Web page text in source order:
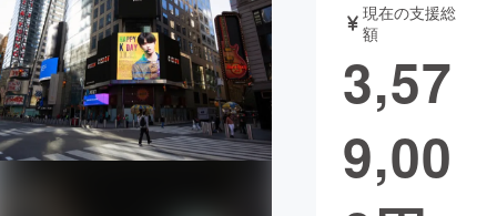
アート・写真
テクノロジー・ガジェット ゲーム・サ
書籍・雑誌
現在の支援総
額
3,57
9,00